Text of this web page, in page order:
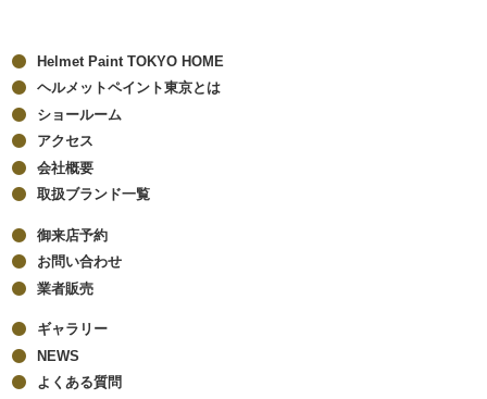
Helmet Paint TOKYO HOME
ヘルメットペイント東京とは
ショールーム
アクセス
会社概要
取扱ブランド一覧
御来店予約
お問い合わせ
業者販売
ギャラリー
NEWS
よくある質問